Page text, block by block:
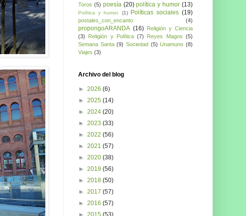
Toros (5) poesía (20) política y humor (13)
Política y humor. (1) Políticas sociales (19)
postales_con_encanto (4)
propongoARANDA (16) Religión y Ciencia
(3)
Religión y Política (7) Reyes Magos (5)
Semana Santa (9) Sociedad (5) Unamuno (8)
Viajes (3)
Archivo del blog
► 2026 (6)
► 2025 (14)
► 2024 (20)
► 2023 (33)
► 2022 (56)
► 2021 (57)
► 2020 (38)
► 2019 (56)
► 2018 (50)
► 2017 (57)
► 2016 (57)
► 2015 (53)